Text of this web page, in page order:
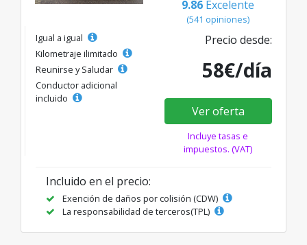
9.86 Excelente
(541 opiniones)
Igual a igual
Kilometraje ilimitado
Reunirse y Saludar
Conductor adicional
incluido
Precio desde:
58€/día
Ver oferta
Incluye tasas e
impuestos. (VAT)
Incluido en el precio:
Exención de daños por colisión (CDW)
La responsabilidad de terceros(TPL)